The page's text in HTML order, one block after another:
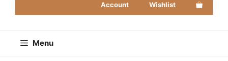
Account Wishlist
Menu